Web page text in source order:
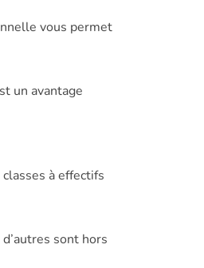
vous permet
un avantage
à effectifs
sont hors